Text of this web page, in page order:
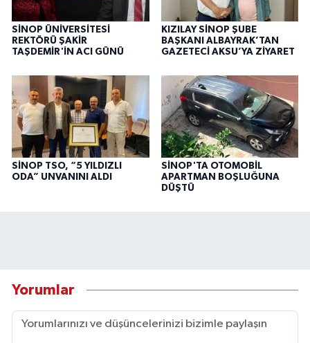
SİNOP ÜNİVERSİTESİ
REKTÖRÜ ŞAKİR
TAŞDEMİR'İN ACI GÜNÜ
KIZILAY SİNOP ŞUBE
BAŞKANI ALBAYRAK’TAN
GAZETECİ AKSU’YA ZİYARET
SİNOP TSO, “5 YILDIZLI
ODA” UNVANINI ALDI
SİNOP'TA OTOMOBİL
APARTMAN BOŞLUĞUNA
DÜŞTÜ
Yorumlar